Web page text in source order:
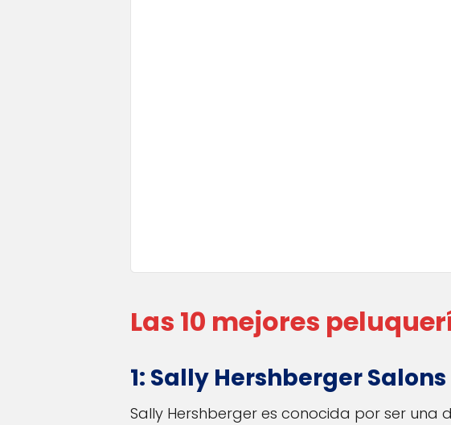
Las 10 mejores
1: Sally Hershberger
Sally Hershberger es conocida por ser una